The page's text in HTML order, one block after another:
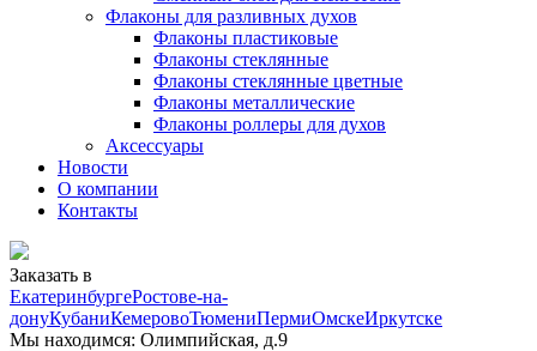
Флаконы для разливных духов
Флаконы пластиковые
Флаконы стеклянные
Флаконы стеклянные цветные
Флаконы металлические
Флаконы роллеры для духов
Аксессуары
Новости
О компании
Контакты
Заказать в
ЕкатеринбургеРостове-на-
донуКубаниКемеровоТюмениПермиОмскеИркутске
Мы находимся: Олимпийская, д.9